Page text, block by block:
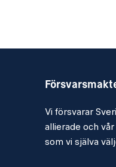
Vi försvarar
allierade och
som vi själva